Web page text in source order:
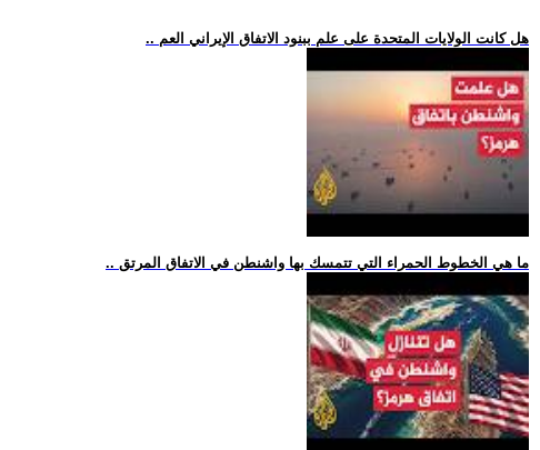
.. هل كانت الولايات المتحدة على علم ببنود الاتفاق الإيراني العم
.. ما هي الخطوط الحمراء التي تتمسك بها واشنطن في الاتفاق المرتق